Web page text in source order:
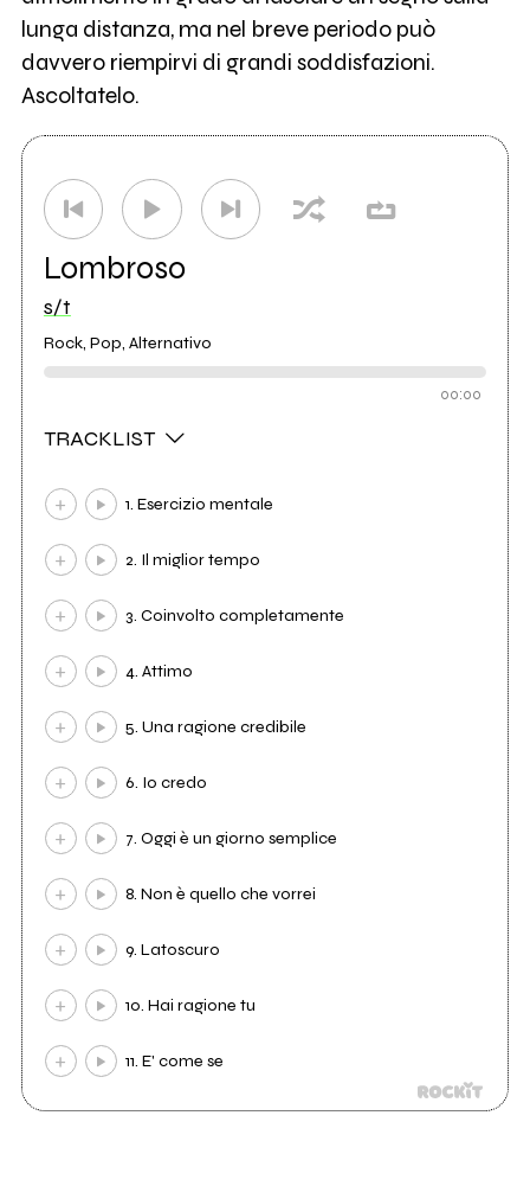
lunga distanza, ma nel breve periodo può
davvero riempirvi di grandi soddisfazioni.
Ascoltatelo.
Lombroso
s/t
Rock, Pop, Alternativo
00:00
TRACKLIST
1. Esercizio mentale
2. Il miglior tempo
3. Coinvolto completamente
4. Attimo
5. Una ragione credibile
6. Io credo
7. Oggi è un giorno semplice
8. Non è quello che vorrei
9. Latoscuro
10. Hai ragione tu
11. E' come se